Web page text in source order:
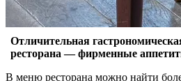
Отличительная
ресторана — фирменные
В меню ресторана можно найти